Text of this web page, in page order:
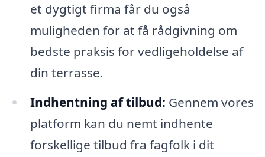
et dygtigt firma får du også
muligheden for at få rådgivning om
bedste praksis for vedligeholdelse af
din terrasse.
Indhentning af tilbud: Gennem vores
platform kan du nemt indhente
forskellige tilbud fra fagfolk i dit